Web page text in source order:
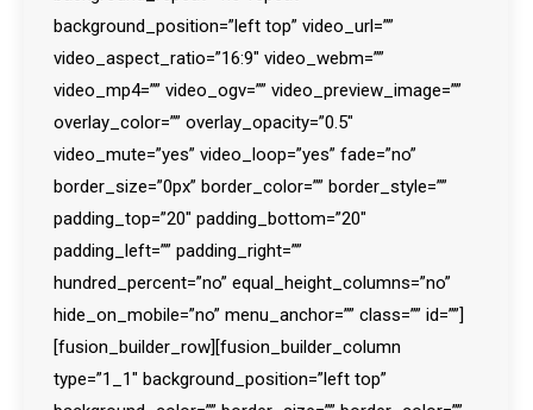
background_position=”left top” video_url=””
video_aspect_ratio=”16:9″ video_webm=””
video_mp4=”” video_ogv=”” video_preview_image=””
overlay_color=”” overlay_opacity=”0.5″
video_mute=”yes” video_loop=”yes” fade=”no”
border_size=”0px” border_color=”” border_style=””
padding_top=”20″ padding_bottom=”20″
padding_left=”” padding_right=””
hundred_percent=”no” equal_height_columns=”no”
hide_on_mobile=”no” menu_anchor=”” class=”” id=””]
[fusion_builder_row][fusion_builder_column
type=”1_1″ background_position=”left top”